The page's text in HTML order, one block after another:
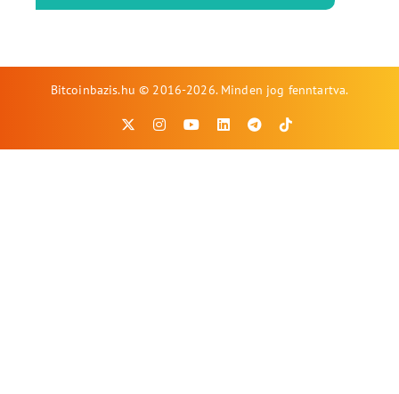
Bitcoinbazis.hu © 2016-2026. Minden jog fenntartva.